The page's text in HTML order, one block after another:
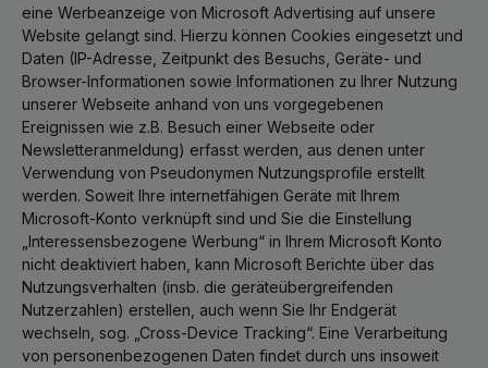
eine Werbeanzeige von Microsoft Advertising auf unsere
Website gelangt sind. Hierzu können Cookies eingesetzt und
Daten (IP-Adresse, Zeitpunkt des Besuchs, Geräte- und
Browser-Informationen sowie Informationen zu Ihrer Nutzung
unserer Webseite anhand von uns vorgegebenen
Ereignissen wie z.B. Besuch einer Webseite oder
Newsletteranmeldung) erfasst werden, aus denen unter
Verwendung von Pseudonymen Nutzungsprofile erstellt
werden. Soweit Ihre internetfähigen Geräte mit Ihrem
Microsoft-Konto verknüpft sind und Sie die Einstellung
„Interessensbezogene Werbung“ in Ihrem Microsoft Konto
nicht deaktiviert haben, kann Microsoft Berichte über das
Nutzungsverhalten (insb. die geräteübergreifenden
Nutzerzahlen) erstellen, auch wenn Sie Ihr Endgerät
wechseln, sog. „Cross-Device Tracking“. Eine Verarbeitung
von personenbezogenen Daten findet durch uns insoweit